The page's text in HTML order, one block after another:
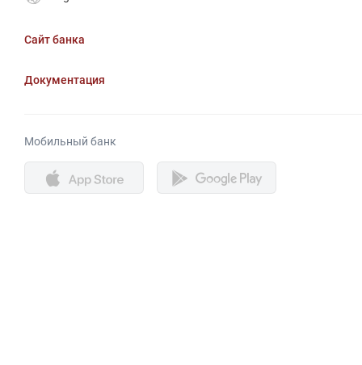
Сайт банка
Документация
Мобильный банк